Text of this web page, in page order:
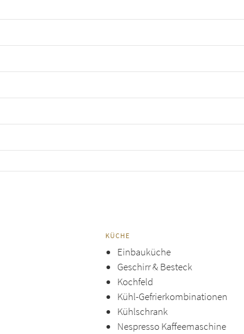
KÜCHE
Einbauküche
Geschirr & Besteck
Kochfeld
Kühl-Gefrierkombinationen
Kühlschrank
Nespresso Kaffeemaschine